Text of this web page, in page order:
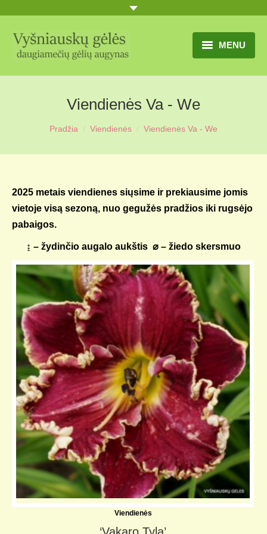
MENU
TITULINIS
GĖLIŲ KATALOGAS
PRANEŠIMAI
APIE MUS
MŪSŲ AUGYNAS
KELIONIŲ GALERIJA
Viendienės Va - We
Pradžia Viendienės Viendienės Va - We
2025 metais viendienes siųsime ir prekiausime jomis
vietoje visą sezoną, nuo gegužės pradžios iki rugsėjo
pabaigos.
↨ – žydinčio augalo aukštis ⌀ – žiedo skersmuo
Viendienės